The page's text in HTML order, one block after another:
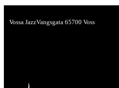
Vossa JazzVangsgata 65700 Voss